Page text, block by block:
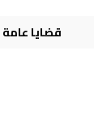
قضايا عامة